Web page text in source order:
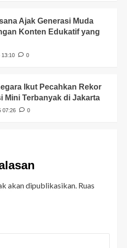
Ajak Generasi Muda
Konten Edukatif yang
13:10
0
Ikut Pecahkan Rekor
Mini Terbanyak di Jakarta
07:26 0
akan dipublikasikan. Ruas